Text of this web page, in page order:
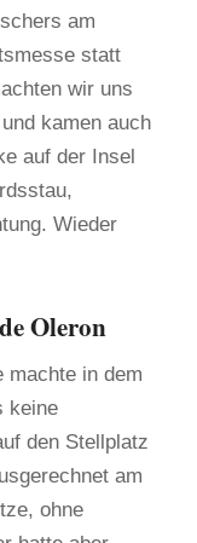
am
statt
wir uns
kamen auch
auf der Insel
Wieder
Oleron
machte in dem
keine
den Stellplatz
am
ohne